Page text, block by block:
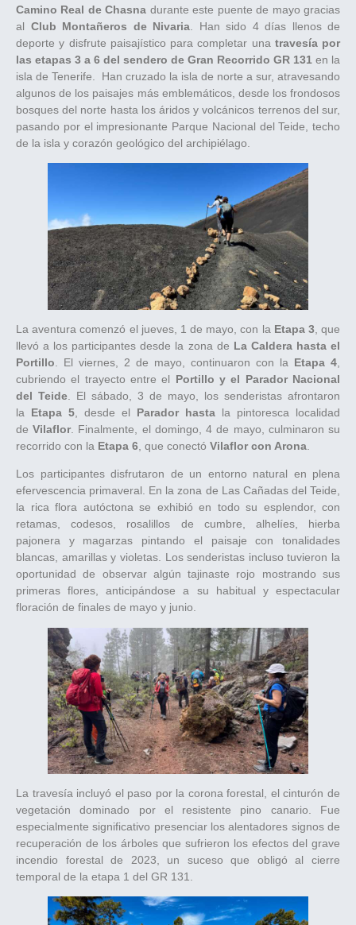
Camino Real de Chasna durante este puente de mayo gracias
al Club Montañeros de Nivaria . Han sido 4 días llenos de
deporte y disfrute paisajístico para completar una travesía por
las etapas 3 a 6 del sendero de Gran Recorrido GR 131 en la
isla de Tenerife. Han cruzado la isla de norte a sur, atravesando
algunos de los paisajes más emblemáticos, desde los frondosos
bosques del norte hasta los áridos y volcánicos terrenos del sur,
pasando por el impresionante Parque Nacional del Teide, techo
de la isla y corazón geológico del archipiélago.
La aventura comenzó el jueves, 1 de mayo, con la Etapa 3, que
llevó a los participantes desde la zona de La Caldera hasta el
Portillo . El viernes, 2 de mayo, continuaron con la Etapa 4
cubriendo el trayecto entre el Portillo y el Parador Nacional
del Teide . El sábado, 3 de mayo, los senderistas afrontaron
la Etapa 5 , desde el Parador hasta la pintoresca localidad
deVilaflor. Finalmente, el domingo, 4 de mayo, culminaron su
recorrido con la Etapa 6 , que conectó Vilaflor con Arona
Los participantes disfrutaron de un entorno natural en plena
efervescencia primaveral. En la zona de Las Cañadas del Teide,
la rica flora autóctona se exhibió en todo su esplendor, con
retamas, codesos, rosalillos de cumbre, alhelíes, hierba
pajonera y magarzas pintando el paisaje con tonalidades
blancas, amarillas y violetas. Los senderistas incluso tuvieron la
oportunidad de observar algún tajinaste rojo mostrando sus
primeras flores, anticipándose a su habitual y espectacular
floración de finales de mayo y junio.
La travesía incluyó el paso por la corona forestal, el cinturón de
vegetación dominado por el resistente pino canario. Fue
especialmente significativo presenciar los alentadores signos de
recuperación de los árboles que sufrieron los efectos del grave
incendio forestal de 2023, un suceso que obligó al cierre
temporal de la etapa 1 del GR 131.